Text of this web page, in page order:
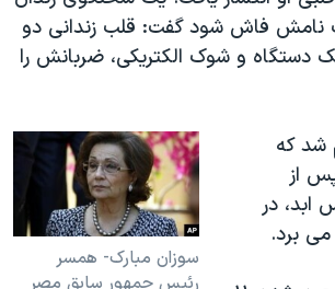
نامش فاش شود گفت: قلب زندانی دو
دستگاه و شوک الکتریکی، ضربانش را
سوزان مبارک- همسر
رئیس جمهور سابق مصر
شد که
از
در
برد.